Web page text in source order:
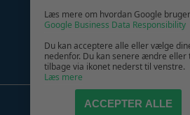
Læs mere om hvordan Google
Google Business Data Responsibility
Du kan acceptere alle eller vælge
nedenfor. Du kan senere ændre
tilbage via ikonet nederst til venstre.
Læs mere
ACCEPTER ALLE